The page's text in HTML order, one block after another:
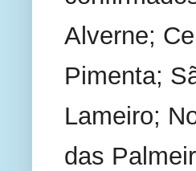
Alverne;
Pimenta;
Lameiro;
das